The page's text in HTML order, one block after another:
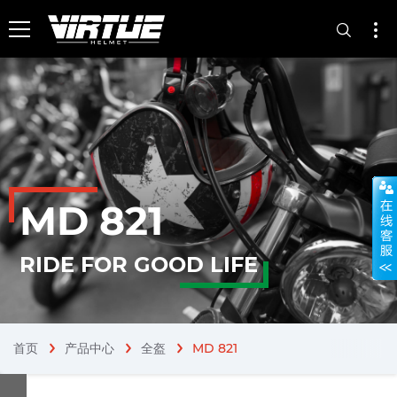
MD 821
RIDE FOR GOOD LIFE
首页 chevron_right
产品中心 全盔 MD 821